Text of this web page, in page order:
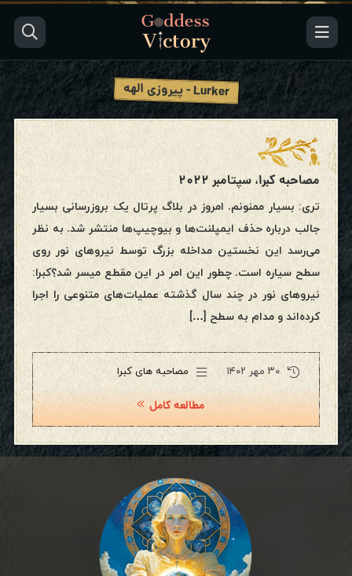
Lurker - پیروزی الهه
مصاحبه کبرا، سپتامبر ۲۰۲۲
تری: بسیار ممنونم. امروز در بلاگ پرتال یک بروزرسانی بسیار
جالب درباره حذف ایمپلنت‌ها و بیوچیپ‌ها منتشر شد. به نظر
می‌رسد این نخستین مداخله بزرگ توسط نیروهای نور روی
سطح سیاره است. چطور این امر در این مقطع میسر شد؟کبرا:
نیروهای نور در چند سال گذشته عملیات‌های متنوعی را اجرا
کرده‌اند و مدام به سطح […]
۳۰ مهر ۱۴۰۲ مصاحبه های کبرا
مطالعه کامل